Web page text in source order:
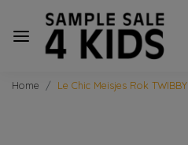
Home Le Chic Meisjes Rok TWIBBY